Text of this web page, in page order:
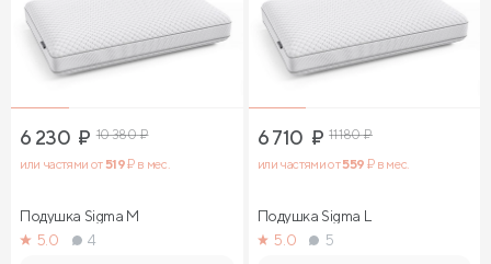
6 230 ₽ 10 380₽
или частями от519₽ в мес.
Подушка Sigma M
5.0
4
6 710 ₽ 11 180₽
или частями от559 ₽ в мес.
Подушка Sigma L
5.0
5